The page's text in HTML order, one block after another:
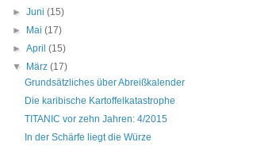
►Juni(15)
►
Mai(17)
►April(15)
▼
März(17)
Grundsätzliches über Abreißkalender
Die karibische Kartoffelkatastrophe
TITANIC vor zehn Jahren: 4/2015
In der Schärfe liegt die Würze